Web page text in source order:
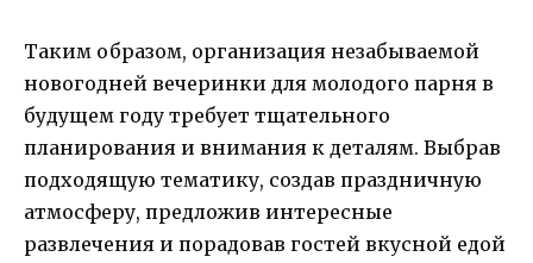
Таким образом, организация незабываемой
новогодней вечеринки для молодого парня в
будущем году требует тщательного
планирования и внимания к деталям. Выбрав
подходящую тематику, создав праздничную
атмосферу, предложив интересные
развлечения и порадовав гостей вкусной едой